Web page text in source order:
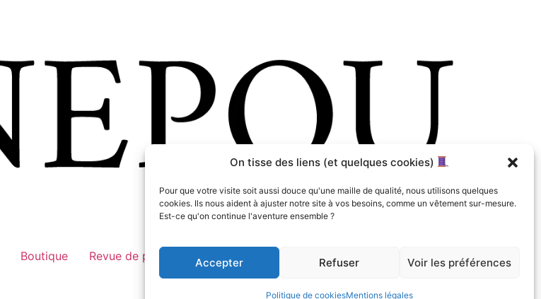
On tisse des liens (et quelques cookies)
Pour que votre visite soit aussi douce qu'une maille de qualité, nous utilisons quelques
cookies. Ils nous aident à ajuster notre site à vos besoins, comme un vêtement sur-mesure.
Est-ce qu'on continue l'aventure ensemble ?
Accepter Refuser Voir les préférences
Politique de cookiesMentions légales
Boutique Revue de presse A propos
Formulaire de Contact